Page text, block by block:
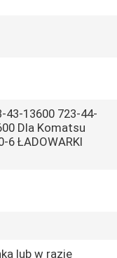
43-13600 723-44-
Dla Komatsu
6 ŁADOWARKI
lub w razie